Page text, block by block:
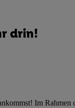
drin!
Im Rahmen
Ihre Einwilligung
Verknüpfung